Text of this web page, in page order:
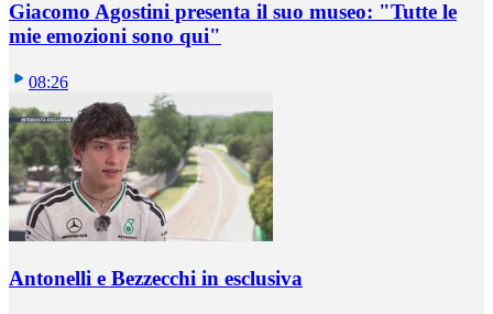
Giacomo Agostini presenta il suo museo: "Tutte le
mie emozioni sono qui"
08:26
Antonelli e Bezzecchi in esclusiva